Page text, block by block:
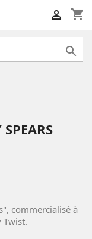
shopping_cart


commercialisé à
Twist.